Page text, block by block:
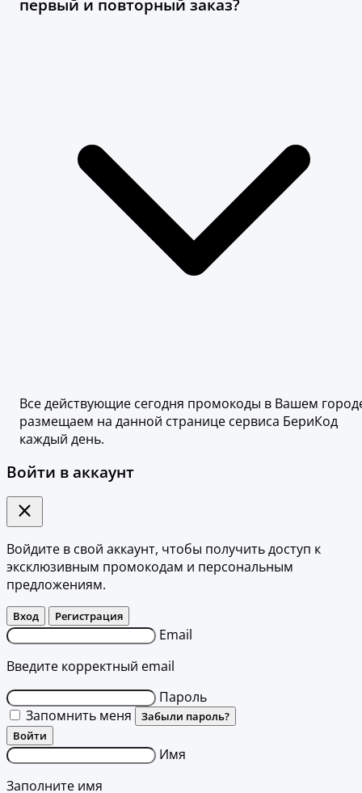
первый и повторный заказ?
Все действующие сегодня промокоды в Вашем
размещаем на данной странице сервиса БериКод
каждый день.
Войти в аккаунт
Войдите в свой аккаунт, чтобы получить доступ к
эксклюзивным промокодам и персональным
предложениям.
Вход Регистрация
Email
Введите корректный email
Пароль
Запомнить меня
Забыли пароль?
Войти
Имя
Заполните имя